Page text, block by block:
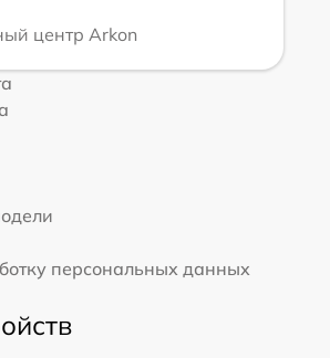
центр Arkon
персональных данных